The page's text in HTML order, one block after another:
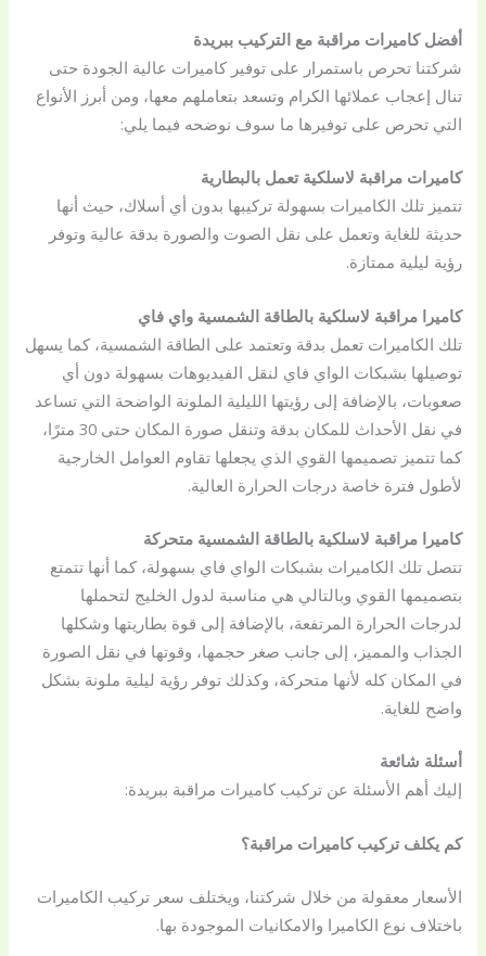
أفضل كاميرات مراقبة مع التركيب ببريدة
شركتنا تحرص باستمرار على توفير كاميرات عالية الجودة حتى
تنال إعجاب عملائها الكرام وتسعد بتعاملهم معها، ومن أبرز الأنواع
التي تحرص على توفيرها ما سوف نوضحه فيما يلي:
كاميرات مراقبة لاسلكية تعمل بالبطارية
تتميز تلك الكاميرات بسهولة تركيبها بدون أي أسلاك، حيث أنها
حديثة للغاية وتعمل على نقل الصوت والصورة بدقة عالية وتوفر
رؤية ليلية ممتازة.
كاميرا مراقبة لاسلكية بالطاقة الشمسية واي فاي
تلك الكاميرات تعمل بدقة وتعتمد على الطاقة الشمسية، كما يسهل
توصيلها بشبكات الواي فاي لنقل الفيديوهات بسهولة دون أي
صعوبات، بالإضافة إلى رؤيتها الليلية الملونة الواضحة التي تساعد
في نقل الأحداث للمكان بدقة وتنقل صورة المكان حتى 30 مترًا،
كما تتميز تصميمها القوي الذي يجعلها تقاوم العوامل الخارجية
لأطول فترة خاصة درجات الحرارة العالية.
كاميرا مراقبة لاسلكية بالطاقة الشمسية متحركة
تتصل تلك الكاميرات بشبكات الواي فاي بسهولة، كما أنها تتمتع
بتصميمها القوي وبالتالي هي مناسبة لدول الخليج لتحملها
لدرجات الحرارة المرتفعة، بالإضافة إلى قوة بطاريتها وشكلها
الجذاب والمميز، إلى جانب صغر حجمها، وقوتها في نقل الصورة
في المكان كله لأنها متحركة، وكذلك توفر رؤية ليلية ملونة بشكل
واضح للغاية.
أسئلة شائعة
إليك أهم الأسئلة عن تركيب كاميرات مراقبة ببريدة:
كم يكلف تركيب كاميرات مراقبة؟
الأسعار معقولة من خلال شركتنا، ويختلف سعر تركيب الكاميرات
باختلاف نوع الكاميرا والامكانيات الموجودة بها.